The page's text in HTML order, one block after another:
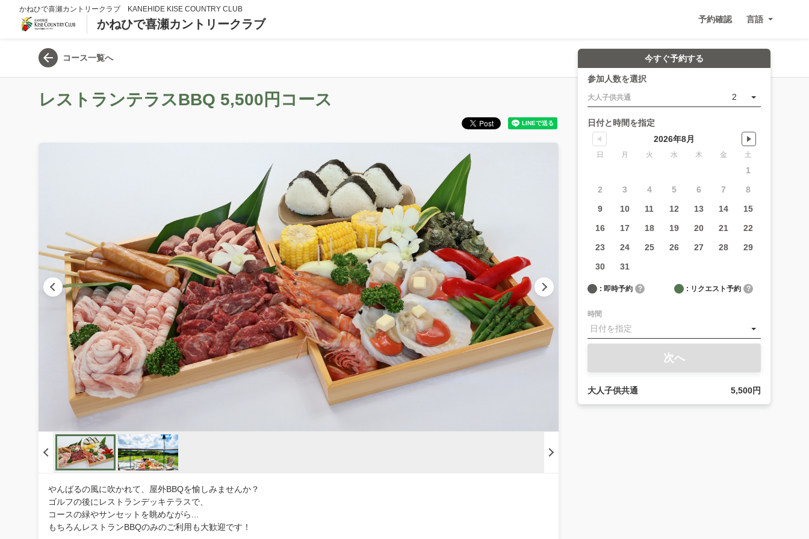
かねひで喜瀬カントリークラブ KANEHIDE KISE COUNTRY CLUB
かねひで喜瀬カントリークラブ 予約確認 言語
コース一覧へ
レストランテラスBBQ 5,500円コース
やんばるの風に吹かれて、屋外BBQを愉しみませんか？
ゴルフの後にレストランデッキテラスで、
コースの緑やサンセットを眺めながら...
もちろんレストランBBQのみのご利用も大歓迎です！
今すぐ予約する
参加人数を選択
大人子供共通 2
日付と時間を指定
2026年8月
日 月 火 水 木 金 土
1
2
3 4 5 6 7
8
9
10 11 12 13 14
15
16
17 18 19 20 21
22
23
24 25 26 27 28
29
30
31
: 即時予約 ? : リクエスト予約 ?
時間
次へ
大人子供共通 5,500円